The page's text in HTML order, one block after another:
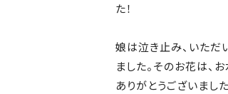
た！
娘は泣き止み、いただ
ました。そのお花は、
ありがとうございました